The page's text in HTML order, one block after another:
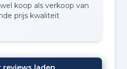
koop als verkoop van
prijs kwaliteit